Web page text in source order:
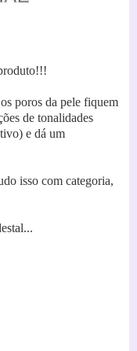
poros da pele fiquem
de tonalidades
e dá um
isso com categoria,